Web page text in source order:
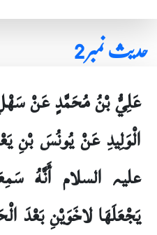
حدیث نمبر 2
عَلِيُّ بْنُ مُحَمَّدٍ عَنْ
الْوَلِيدِ عَنْ يُونُسَ بْنِ
علیہ السلام أَنَّهُ
يَجْعَلَهَا لاخَوَيْنِ بَعْدَ